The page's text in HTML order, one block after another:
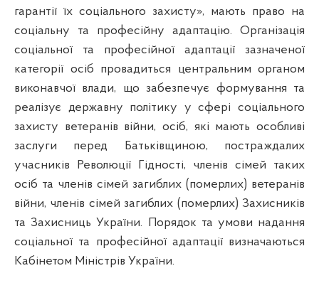
гарантії їх соціального захисту», мають право на
соціальну та професійну адаптацію. Організація
соціальної та професійної адаптації зазначеної
категорії осіб провадиться центральним органом
виконавчої влади, що забезпечує формування та
реалізує державну політику у сфері соціального
захисту ветеранів війни, осіб, які мають особливі
заслуги перед Батьківщиною, постраждалих
учасників Революції Гідності, членів сімей таких
осіб та членів сімей загиблих (померлих) ветеранів
війни, членів сімей загиблих (померлих) Захисників
та Захисниць України. Порядок та умови надання
соціальної та професійної адаптації визначаються
Кабінетом Міністрів України.